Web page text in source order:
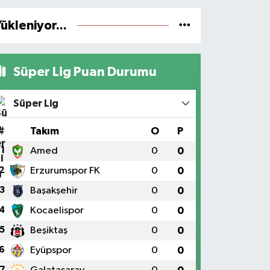
Süper Lig Puan Durumu
Süper Lig
Takım O P
1 Amed 0 0
Erzurumspor FK 0 0
3 Başakşehir 0 0
Kocaelispor 0 0
5 Beşiktaş 0 0
Eyüpspor 0 0